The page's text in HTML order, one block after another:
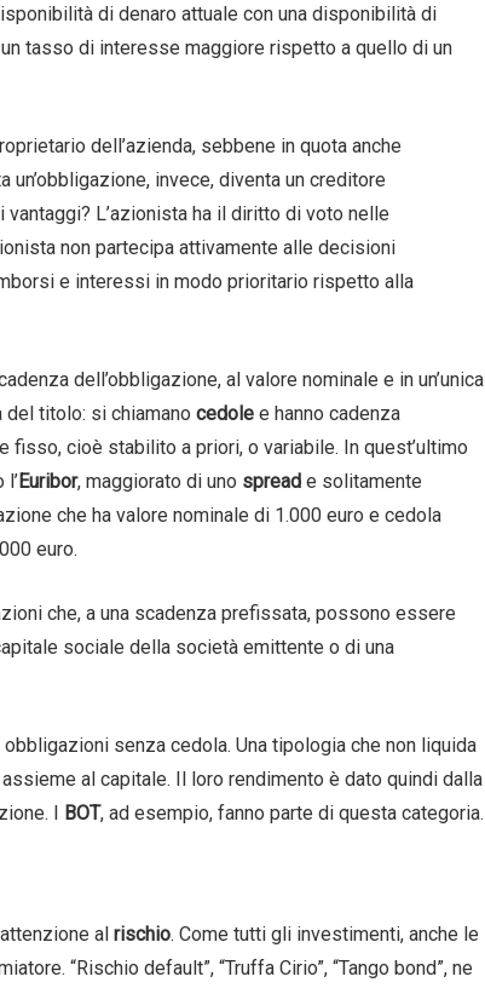
di denaro attuale con una disponibilità di
tasso di interesse maggiore rispetto a quello di un
dell’azienda, sebbene in quota anche
invece, diventa un creditore
vantaggi? L’azionista ha il diritto di voto nelle
non partecipa attivamente alle decisioni
e interessi in modo prioritario rispetto alla
dell’obbligazione, al valore nominale e in un’unica
titolo: si chiamano cedole e hanno cadenza
cioè stabilito a priori, o variabile. In quest’ultimo
l’Euribor, maggiorato di uno spread e solitamente
che ha valore nominale di 1.000 euro e cedola
euro.
che, a una scadenza prefissata, possono essere
sociale della società emittente o di una
senza cedola. Una tipologia che non liquida
al capitale. Il loro rendimento è dato quindi dalla
I BOT, ad esempio, fanno parte di questa categoria.
al rischio. Come tutti gli investimenti, anche le
“Rischio default”, “Truffa Cirio”, “Tango bond”, ne